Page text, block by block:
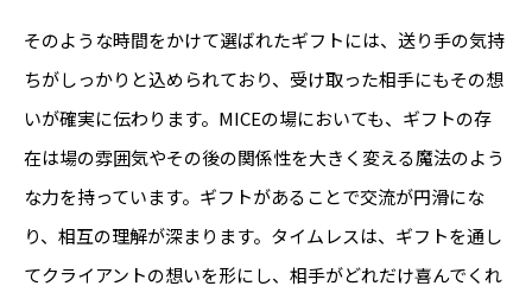
そのような時間をかけて選ばれたギフトには、送り手の気持
ちがしっかりと込められており、受け取った相手にもその想
いが確実に伝わります。MICEの場においても、ギフトの存
在は場の雰囲気やその後の関係性を大きく変える魔法のよう
な力を持っています。ギフトがあることで交流が円滑にな
り、相互の理解が深まります。タイムレスは、ギフトを通し
てクライアントの想いを形にし、相手がどれだけ喜んでくれ